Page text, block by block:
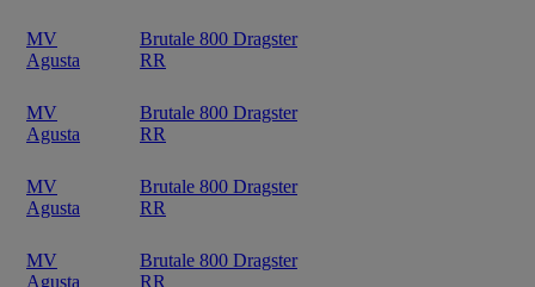
MV
Agusta
Brutale 800 Dragster
RR
MV
Agusta
Brutale 800 Dragster
RR
MV
Agusta
Brutale 800 Dragster
RR
MV
Agusta
Brutale 800 Dragster
RR